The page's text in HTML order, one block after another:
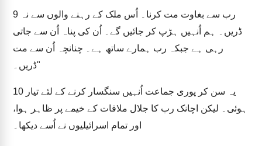
9
ڈریں۔ ہم اُنہیں ہڑپ کر جائیں گے۔ اُن کی پناہ اُن سے جاتی
رہی ہے جبکہ رب ہمارے ساتھ ہے۔ چنانچہ اُن سے مت
ڈریں۔"
10
ہوئی۔ لیکن اچانک رب کا جلال ملاقات کے خیمے پر ظاہر ہوا،
اور تمام اسرائیلیوں نے اُسے دیکھا۔